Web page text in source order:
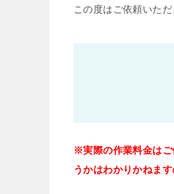
この度はご依頼いた
※実際の作業料金はご
うかはわかりかねま